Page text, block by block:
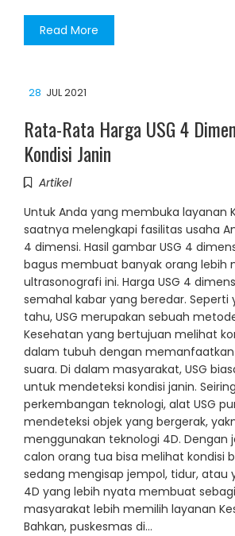
Read More
28 JUL 2021
Rata-Rata Harga USG 4
Kondisi Janin
Artikel
Untuk Anda yang membuka layanan
saatnya melengkapi fasilitas usaha
4 dimensi. Hasil gambar USG 4
bagus membuat banyak orang lebih
ultrasonografi ini. Harga USG 4
semahal kabar yang beredar. Seperti
tahu, USG merupakan sebuah
Kesehatan yang bertujuan melihat
dalam tubuh dengan
suara. Di dalam masyarakat, USG
untuk mendeteksi kondisi janin.
perkembangan teknologi, alat USG
mendeteksi objek yang bergerak,
menggunakan teknologi 4D. Dengan
calon orang tua bisa melihat kondisi
sedang mengisap jempol, tidur, atau
4D yang lebih nyata membuat
masyarakat lebih memilih layanan
Bahkan, puskesmas di…